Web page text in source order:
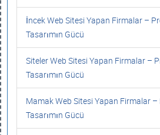
İncek Web Sitesi Yapan Firmalar –
Tasarımın Gücü
Siteler Web Sitesi Yapan Firmalar –
Tasarımın Gücü
Mamak Web Sitesi Yapan Firmalar
Tasarımın Gücü